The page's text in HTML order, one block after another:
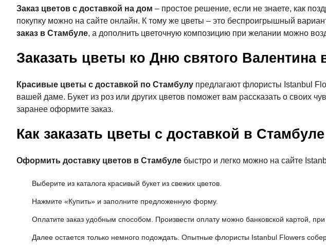
Заказ цветов с доставкой на дом – простое решение, если не знаете, как
покупку можно на сайте онлайн. К тому же цветы – это беспроигрышный
заказ в Стамбуле, а дополнить цветочную композицию при желании можно
Заказать цветы ко Дню святого Валентина
Красивые цветы с доставкой по Стамбулу предлагают флористы Istanbul
вашей даме. Букет из роз или других цветов поможет вам рассказать о своих
заранее оформите заказ.
Как заказать цветы с доставкой в Стамбуле
Оформить доставку цветов в Стамбуле быстро и легко можно на сайте
Выберите из каталога красивый букет из свежих цветов.
Нажмите «Купить» и заполните предложенную форму.
Оплатите заказ удобным способом. Произвести оплату можно банковской картой,
Далее остается только немного подождать. Опытные флористы Istanbul Flowers